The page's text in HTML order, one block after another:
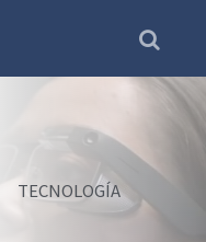
TECNOLOGÍA